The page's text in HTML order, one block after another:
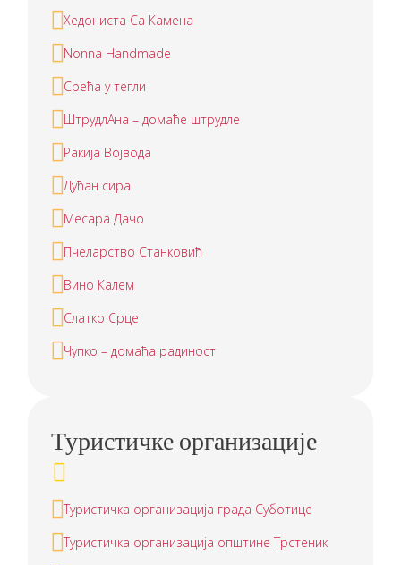
Хедониста Са Камена
Nonna Handmade
Срећа у тегли
ШтрудлАна – домаће штрудле
Ракија Војвода
Дућан сира
Месара Дачо
Пчеларство Станковић
Вино Калем
Слатко Срце
Чупко – домаћа радиност
Туристичке организације
Туристичкa организацијa града Суботице
Туристичкa организацијa општине Трстеник